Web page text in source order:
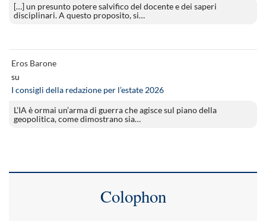
[…] un presunto potere salvifico del docente e dei saperi
disciplinari. A questo proposito, si…
Eros Barone
su
I consigli della redazione per l’estate 2026
L’IA è ormai un’arma di guerra che agisce sul piano della
geopolitica, come dimostrano sia…
Colophon